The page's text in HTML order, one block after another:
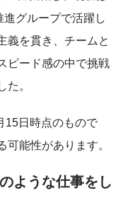
グループで活躍し
義を貫き、チームと
ピード感の中で挑戦
た。
15日時点のもので
能性があります。
ような仕事をし